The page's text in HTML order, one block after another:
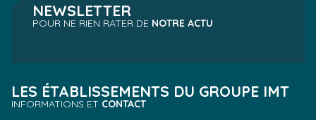
NEWSLETTER
POUR NE RIEN RATER DE NOTRE ACTU
LES ÉTABLISSEMENTS DU GROUPE IMT
INFORMATIONS ET CONTACT